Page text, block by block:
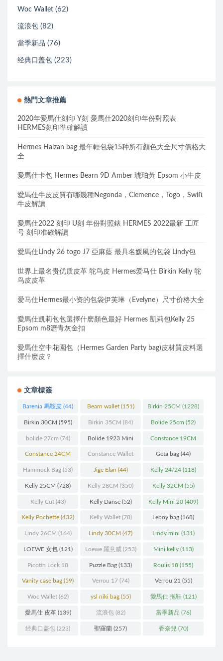
Woc Wallet (62)
流浪包 (82)
當季新品 (76)
经典口盖包 (223)
熱門文章推薦
2020年愛馬仕刻印 Y刻 愛馬仕2020刻印年份對照表
HERMES刻印準確解讀
Hermes Halzan bag 最年輕包袋15种所有顏色大全尺寸價格大
全
愛馬仕卡包 Hermes Bearn 9D Amber 琥珀黃 Epsom 小牛皮
愛馬仕牛皮皮質有哪幾種Negonda，Clemence，Togo，Swift
牛皮解讀
愛馬仕2022 刻印 U刻 年份對照錶 HERMES 2022最新 工匠
号 刻印准確解讀
愛馬仕Lindy 26 togo J7 亞麻藍 最具名媛風的包袋 Lindy包
世界上最名贵优质皮革 鸵鸟皮 Hermes爱马仕 Birkin Kelly 鸵
鸟皮皮革
爱马仕Hermes最小资的包袋伊芙琳（Evelyne）尺寸价格大全
愛馬仕凱莉包包選擇什麽顏色最好 Hermes 凱莉包Kelly 25
Epsom m8瀝青灰金扣
愛馬仕空中花園包（Hermes Garden Party bag)皮材質皮料選
擇什麽皮？
文章標簽
Barenia 馬鞍皮 (44) Bearn wallet(151) Birkin 25CM (1228)
Birkin 30CM (595) Birkin 35CM (84) Bolide 25cm (52)
bolide 27cm (74) Bolide 1923 Mini
(93)
Constance 19CM
(571)
Constance 24CM
(216)
Constance Wallet
(60)
Geta bag (44)
Hammock Bag (53) Jige Elan (44) Kelly 24/24 (118)
Kelly 25CM (728) Kelly 28CM (350) Kelly 32CM (55)
Kelly Cut(43) Kelly Danse(52) Kelly Mini 20 (409)
Kelly Pochette (432) Kelly Wallet(78) Leboy bag (168)
Lindy 26CM (164) Lindy 30CM (47) Lindy mini (131)
LOEWE 女包(121) Loewe 羅意威(253) Mini kelly(113)
Picotin Lock 18
(202)
Puzzle Bag (133) Roulis 18 (155)
Vanity case bag (59) Verrou 17(74) Verrou 21 (55)
Woc Wallet(62) ysl niki bag(55) 愛馬仕 拖鞋(121)
愛馬仕 皮革(139) 流浪包(82) 當季新品 (76)
经典口盖包 (223) 聖羅蘭 (257) 香奈兒 (70)